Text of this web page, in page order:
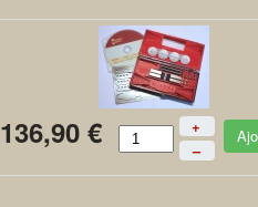
136,90 €
+
–